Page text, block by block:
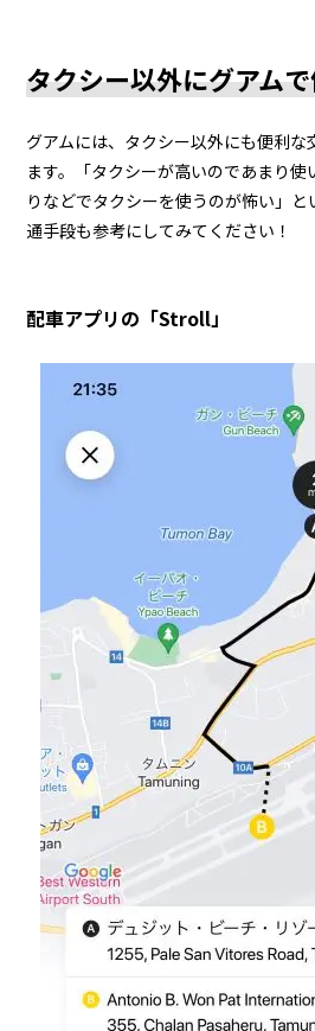
タクシー以外にグアム
グアムには、タクシー以外にも便利な
ます。「タクシーが高いのであまり使
りなどでタクシーを使うのが怖い」
通手段も参考にしてみてください！
配車アプリの「Stroll」